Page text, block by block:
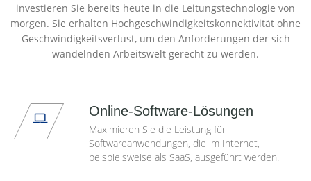
investieren Sie bereits heute in die Leitungstechnologie von
morgen. Sie erhalten Hochgeschwindigkeitskonnektivität ohne
Geschwindigkeitsverlust, um den Anforderungen der sich
wandelnden Arbeitswelt gerecht zu werden.
Online-Software-Lösungen
Maximieren Sie die Leistung für
Softwareanwendungen, die im Internet,
beispielsweise als SaaS, ausgeführt werden.